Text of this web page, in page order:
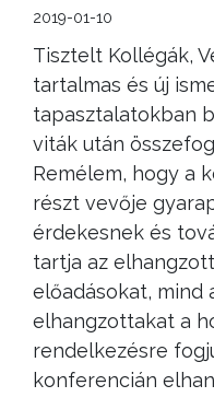
2019-01-10
Tisztelt Kollégák,
tartalmas és új
tapasztalatokban
viták után
Remélem, hogy a
részt vevője
érdekesnek és
tartja az
előadásokat, mind
elhangzottakat a
rendelkezésre
konferencián